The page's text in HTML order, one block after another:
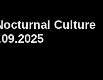
Culture